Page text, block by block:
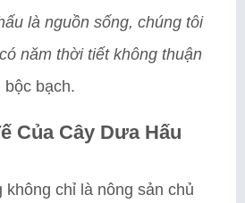
là nguồn sống, chúng tôi
năm thời tiết không thuận
bộc bạch.
Của Cây Dưa Hấu
không chỉ là nông sản chủ